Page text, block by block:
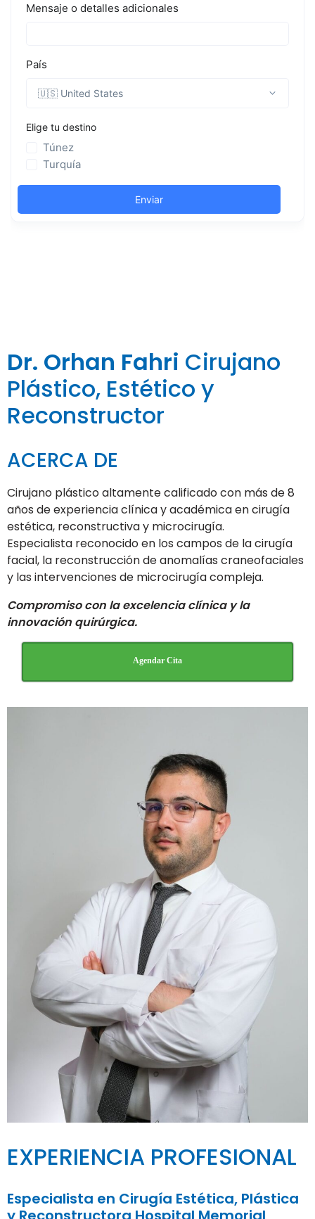
Dr. Orhan Fahri Cirujano
Plástico, Estético y
Reconstructor
ACERCA DE
Cirujano plástico altamente calificado con más de 8
años de experiencia clínica y académica en cirugía
estética, reconstructiva y microcirugía.
Especialista reconocido en los campos de la cirugía
facial, la reconstrucción de anomalías craneofaciales
y las intervenciones de microcirugía compleja.
Compromiso con la excelencia clínica y la
innovación quirúrgica.
Agendar Cita
EXPERIENCIA PROFESIONAL
Especialista en Cirugía Estética, Plástica